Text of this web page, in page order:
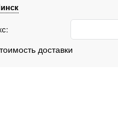
доставки